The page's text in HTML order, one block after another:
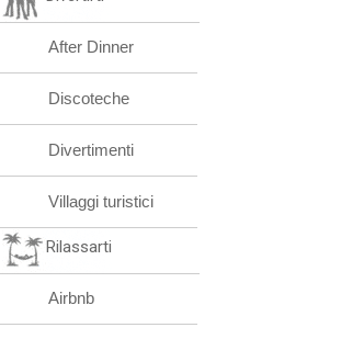
After Dinner
Discoteche
Divertimenti
Villaggi turistici
Rilassarti
Airbnb